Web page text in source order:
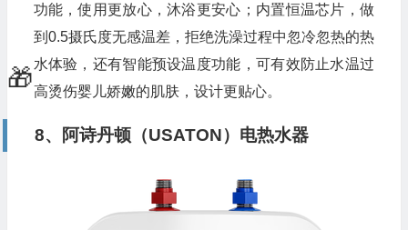
功能，使用更放心，沐浴更安心；内置恒温芯片，做
到0.5摄氏度无感温差，拒绝洗澡过程中忽冷忽热的热
水体验，还有智能预设温度功能，可有效防止水温过
高烫伤婴儿娇嫩的肌肤，设计更贴心。
8、阿诗丹顿（USATON）电热水器